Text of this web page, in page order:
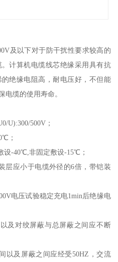
及以下对于防干扰性要求较高的
计算机电缆线芯绝缘采用具有抗
绝缘电阻高，耐电压好，不但能
电缆的使用寿命。
U):300/500V；
；
设-40℃,非固定敷设-15℃；
层应小于电缆外径的6倍，带铠装
电压试验稳定充电1min后绝缘电
及对绞屏蔽与总屏蔽之间应不断
以及屏蔽之间应经受50HZ，交流